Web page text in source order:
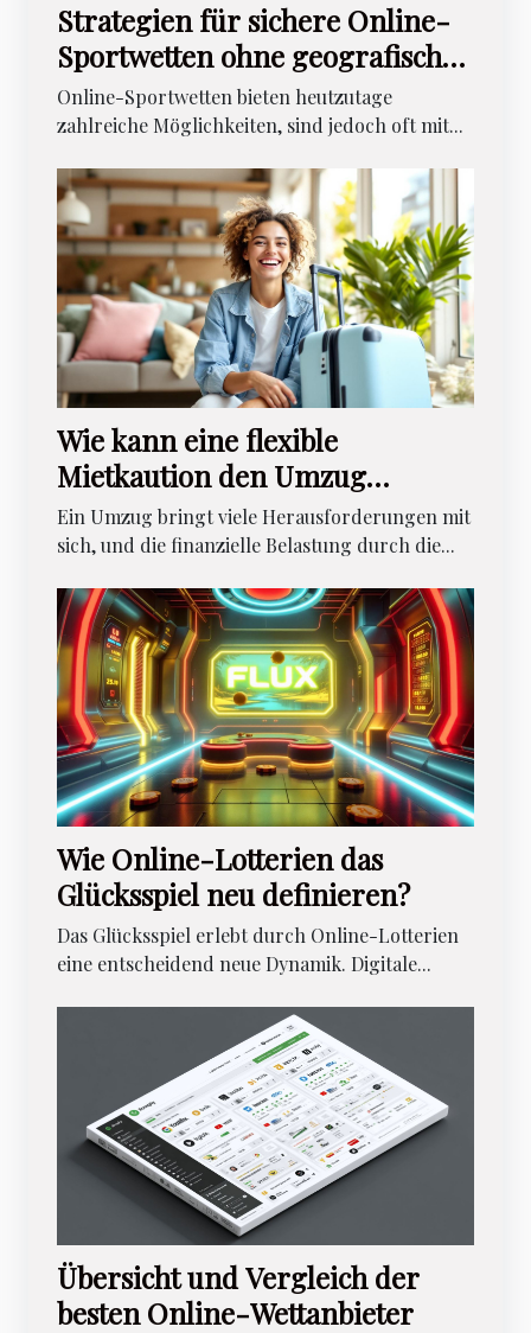
Strategien für sichere Online-
Sportwetten ohne geografische
Einschränkungen
Online-Sportwetten bieten heutzutage
zahlreiche Möglichkeiten, sind jedoch oft mit...
Wie kann eine flexible
Mietkaution den Umzug
erleichtern?
Ein Umzug bringt viele Herausforderungen mit
sich, und die finanzielle Belastung durch die...
Wie Online-Lotterien das
Glücksspiel neu definieren?
Das Glücksspiel erlebt durch Online-Lotterien
eine entscheidend neue Dynamik. Digitale...
Übersicht und Vergleich der
besten Online-Wettanbieter